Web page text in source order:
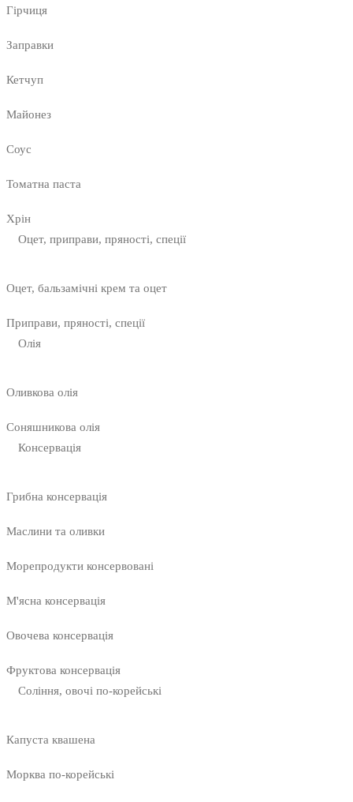
Гірчиця
Заправки
Кетчуп
Майонез
Соус
Томатна паста
Хрін
Оцет, приправи, пряності, спеції
Оцет, бальзамічні крем та оцет
Приправи, пряності, спеції
Олія
Оливкова олія
Соняшникова олія
Консервація
Грибна консервація
Маслини та оливки
Морепродукти консервовані
М'ясна консервація
Овочева консервація
Фруктова консервація
Соління, овочі по-корейські
Капуста квашена
Морква по-корейські